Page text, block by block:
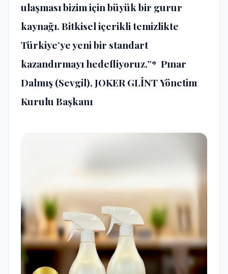
ulaşması bizim için büyük bir gurur
kaynağı. Bitkisel içerikli temizlikte
Türkiye’ye yeni bir standart
kazandırmayı hedefliyoruz.”* ⁠ Pınar
Dalmış (Sevgil),JOKER GLİNTYönetim
Kurulu Başkanı